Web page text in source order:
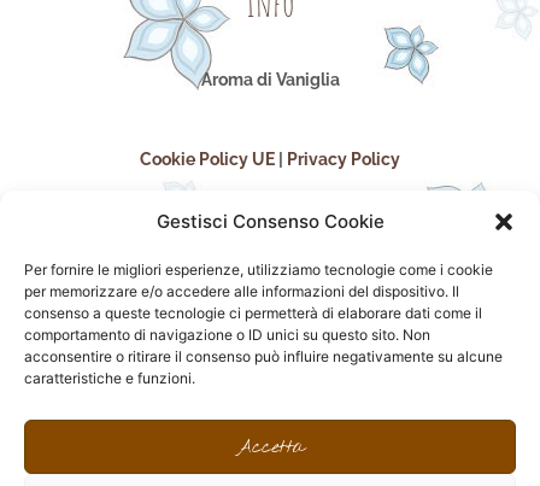
Gestisci Consenso Cookie
Per fornire le migliori esperienze, utilizziamo tecnologie come i cookie
per memorizzare e/o accedere alle informazioni del dispositivo. Il
consenso a queste tecnologie ci permetterà di elaborare dati come il
comportamento di navigazione o ID unici su questo sito. Non
acconsentire o ritirare il consenso può influire negativamente su alcune
caratteristiche e funzioni.
Accetta
Aroma di Vaniglia
Cookie Policy UE Privacy Policy
seguici sui social
F
I
n
P
i
F